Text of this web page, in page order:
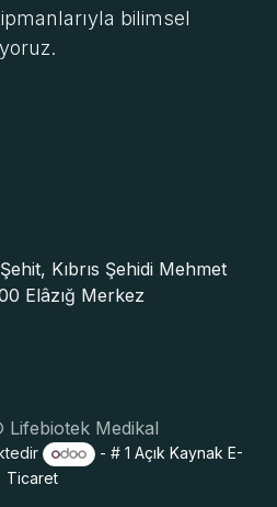
bilimsel
Kıbrıs Şehidi Mehmet
Elâzığ Merkez
Lifebiotek Medikal
- # 1Açık Kaynak E-
Ticaret